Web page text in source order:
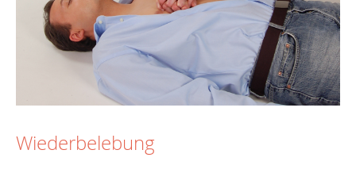
Wiederbelebung